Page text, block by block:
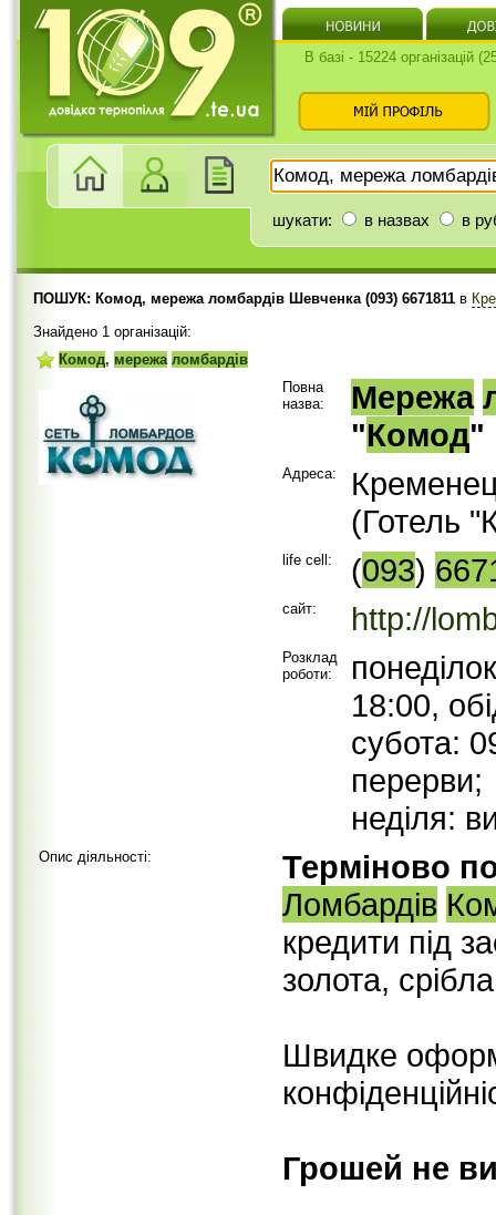
В базі - 15224 організацій
шукати: в назвах в
ПОШУК: Комод, мережа ломбардів Шевченка (093) 6671811 в
Знайдено 1 організацій:
Комод, мережа ломбардів
Повна
назва:
Мережа
"Комод"
Адреса:
(Готель
life cell: (093)
сайт: http://
Розклад
роботи:
18:00,
субота:
перерви;
неділя:
Опис діяльності:
Терміново
Ломбардів
кредити під
золота,
Швидке
Грошей не